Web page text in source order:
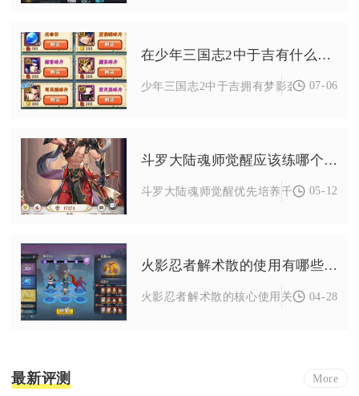
在少年三国志2中于吉有什么技能
少年三国志2中于吉拥有梦影袭、缚影索
07-06
斗罗大陆魂师觉醒应该练哪个角色
斗罗大陆魂师觉醒优先培养千仞雪、唐三
05-12
火影忍者解术散的使用有哪些关键点
火影忍者解术散的核心使用关键点在于精
04-28
最新评测 More